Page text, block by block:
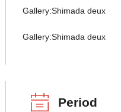
Gallery:Shimada deux
Gallery:Shimada deux
Period